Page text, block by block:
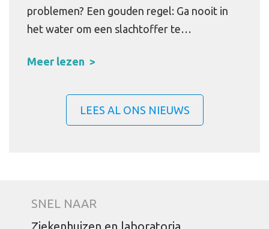
problemen? Een gouden regel: Ga nooit in
het water om een slachtoffer te…
Meer lezen
LEES AL ONS NIEUWS
SNEL NAAR
Ziekenhuizen en laboratoria